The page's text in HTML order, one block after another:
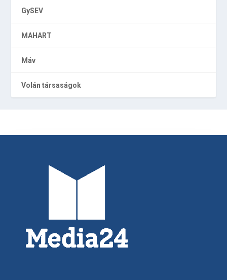
GySEV
MAHART
Máv
Volán társaságok